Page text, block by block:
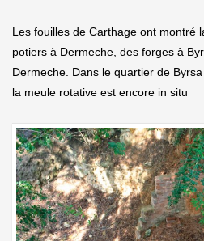
Les fouilles de Carthage ont montré
potiers à Dermeche, des forges à
Dermeche. Dans le quartier de
la meule rotative est encore in situ